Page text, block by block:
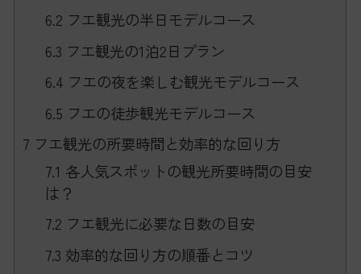
6.2 フエ観光の半日モデルコース
6.3 フエ観光の1泊2日プラン
6.4 フエの夜を楽しむ観光モデルコース
6.5 フエの徒歩観光モデルコース
7 フエ観光の所要時間と効率的な回り方
7.1 各人気スポットの観光所要時間の目安
は？
7.2 フエ観光に必要な日数の目安
7.3 効率的な回り方の順番とコツ